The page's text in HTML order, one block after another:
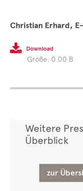
Christian Erhard,
 Download
Größe: 0.00 B
Weitere
Überblick
zur